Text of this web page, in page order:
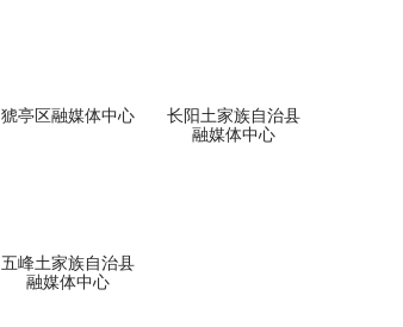
猇亭区融媒体中心
长阳土家族自治县
融媒体中心
五峰土家族自治县
融媒体中心